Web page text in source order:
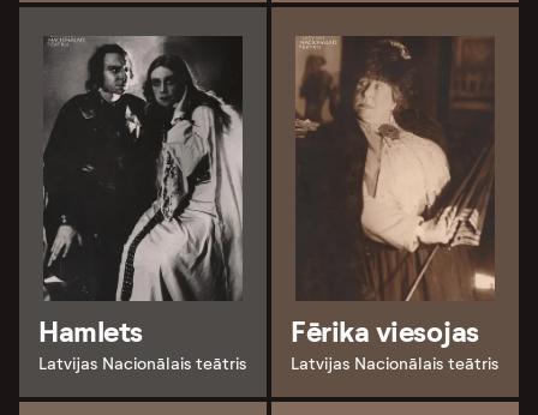
Hamlets
Latvijas Nacionālais teātris
Fērika viesojas
Latvijas Nacionālais teātris